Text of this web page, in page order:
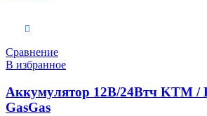
Сравнение
В избранное
Аккумулятор 12В/24Втч KTM /
GasGas